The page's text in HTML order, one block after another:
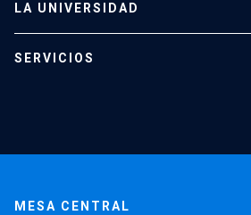
LA UNIVERSIDAD
Admisión
SERVICIOS
MESA CENTRAL